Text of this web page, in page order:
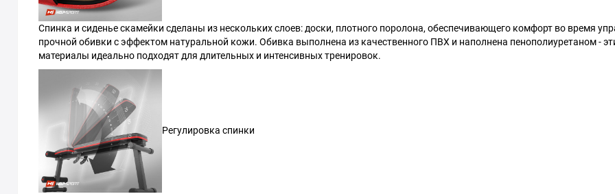
Спинка и сиденье скамейки сделаны из нескольких слоев: доски, плотного поролона, обеспечивающего комфорт во время
прочной обивки с эффектом натуральной кожи. Обивка выполнена из качественного ПВХ и наполнена пенополиуретаном -
материалы идеально подходят для длительных и интенсивных тренировок.
Регулировка спинки